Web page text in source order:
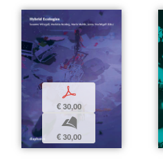
p
€ 30,00
b
€ 30,00